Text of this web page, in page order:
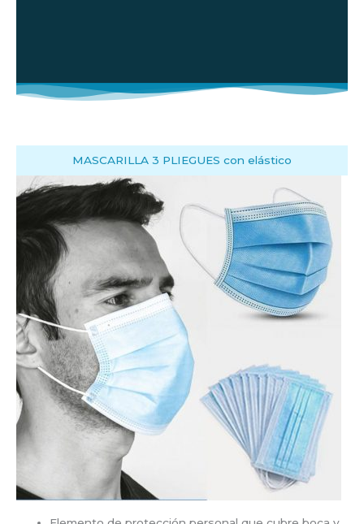
MASCARILLA 3 PLIEGUES con elástico